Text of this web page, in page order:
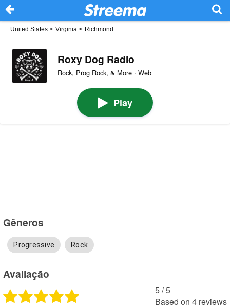
United States > Virginia > Richmond
Roxy Dog Radio
Rock, Prog Rock, & More · Web
Play
Gêneros
Progressive Rock
Avaliação
5 /5
Based on 4 reviews